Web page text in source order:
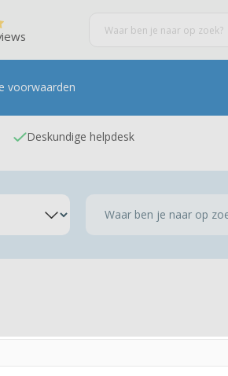
voorwaarden
Deskundige helpdesk